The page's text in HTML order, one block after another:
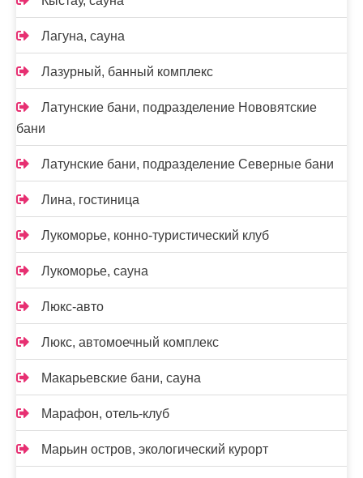
Лагуна, сауна
Лазурный, банный комплекс
Латунские бани, подразделение Нововятские
бани
Латунские бани, подразделение Северные бани
Лина, гостиница
Лукоморье, конно-туристический клуб
Лукоморье, сауна
Люкс-авто
Люкс, автомоечный комплекс
Макарьевские бани, сауна
Марафон, отель-клуб
Марьин остров, экологический курорт